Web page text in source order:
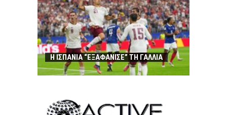
Η ΙΣΠΑΝΙΑ “ΕΞΑΦΑΝΙΣΕ” ΤΗ ΓΑΛΛΙΑ